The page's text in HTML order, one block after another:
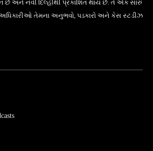
છે અને નવી દિલ્હીથી પ્રકાશિત થાય છે. તે એક સારું
અધિકારીઓ તેમના અનુભવો, પડકારો અને કેસ સ્ટડીઝ